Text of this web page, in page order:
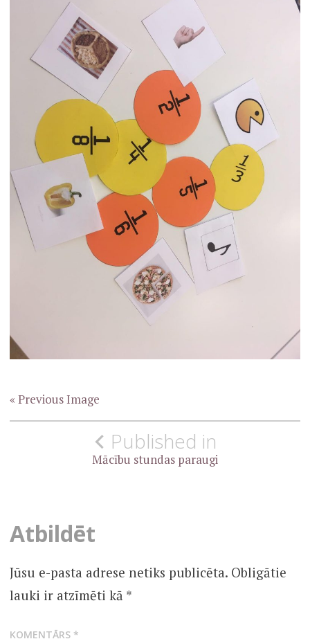
« Previous Image
Ziņu
Published in
Mācību stundas paraugi
Atbildēt
Jūsu e-pasta adrese netiks publicēta. Obligātie
lauki ir atzīmēti kā *
KOMENTĀRS *